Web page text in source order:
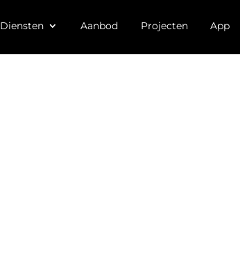
Diensten Aanbod Projecten App